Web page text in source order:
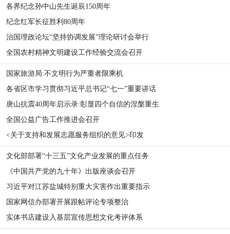
各界纪念孙中山先生诞辰150周年
纪念红军长征胜利80周年
治国理政论坛“坚持协调发展”理论研讨会举行
全国农村精神文明建设工作经验交流会召开
国家旅游局:不文明行为严重者限乘机
各省区市学习贯彻习近平总书记“七一”重要讲话
唐山抗震40周年启示录:彰显四个自信的涅槃重生
全国公益广告工作推进会召开
<关于支持和发展志愿服务组织的意见>印发
文化部部署“十三五”文化产业发展的重点任务
《中国共产党的九十年》出版座谈会召开
习近平对江苏盐城特别重大灾害作出重要指示
国家网信办部署开展跟帖评论专项整治
实体书店建设入基层宣传思想文化考评体系